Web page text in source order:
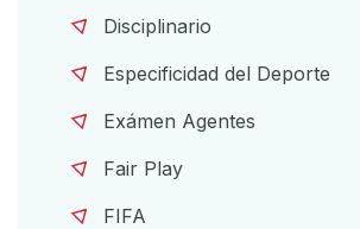
Disciplinario
Especificidad del Deporte
Exámen Agentes
Fair Play
FIFA